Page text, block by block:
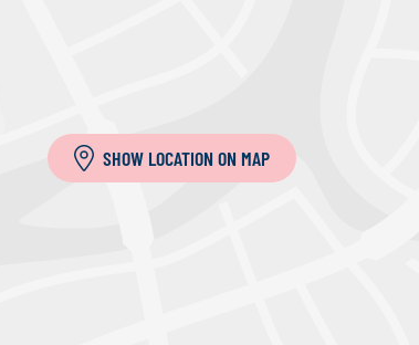
SHOW LOCATION ON MAP